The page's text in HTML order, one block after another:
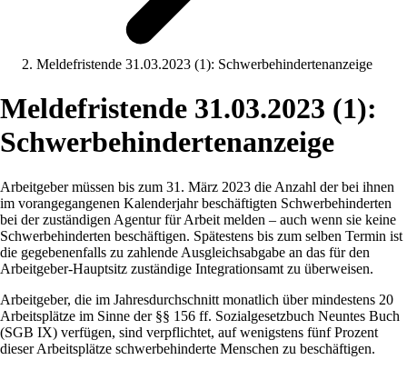
Meldefristende 31.03.2023 (1): Schwerbehindertenanzeige
Meldefristende 31.03.2023 (1):
Schwerbehindertenanzeige
Arbeitgeber müssen bis zum 31. März 2023 die Anzahl der bei ihnen
im vorangegangenen Kalenderjahr beschäftigten Schwerbehinderten
bei der zuständigen Agentur für Arbeit melden – auch wenn sie keine
Schwerbehinderten beschäftigen. Spätestens bis zum selben Termin ist
die gegebenenfalls zu zahlende Ausgleichsabgabe an das für den
Arbeitgeber-Hauptsitz zuständige Integrationsamt zu überweisen.
Arbeitgeber, die im Jahresdurchschnitt monatlich über mindestens 20
Arbeitsplätze im Sinne der §§ 156 ff. Sozialgesetzbuch Neuntes Buch
(SGB IX) verfügen, sind verpflichtet, auf wenigstens fünf Prozent
dieser Arbeitsplätze schwerbehinderte Menschen zu beschäftigen.